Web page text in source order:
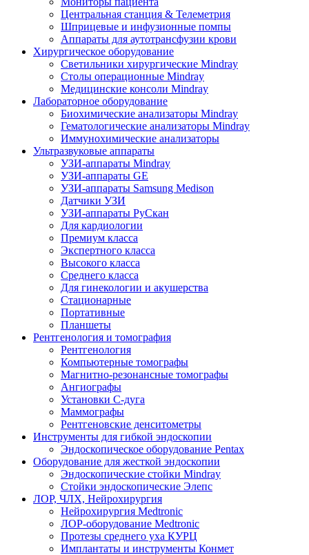
Центральная станция & Телеметрия
Шприцевые и инфузионные помпы
Аппараты для аутотрансфузии крови
Хирургическое оборудование
Светильники хирургические Mindray
Столы операционные Mindray
Медицинские консоли Mindray
Лабораторное оборудование
Биохимические анализаторы Mindray
Гематологические анализаторы Mindray
Иммунохимические анализаторы
Ультразвуковые аппараты
УЗИ-аппараты Mindray
УЗИ-аппараты GE
УЗИ-аппараты Samsung Medison
Датчики УЗИ
УЗИ-аппараты РуСкан
Для кардиологии
Премиум класса
Экспертного класса
Высокого класса
Среднего класса
Для гинекологии и акушерства
Стационарные
Портативные
Планшеты
Рентгенология и томография
Рентгенология
Компьютерные томографы
Магнитно-резонансные томографы
Ангиографы
Установки С-дуга
Маммографы
Рентгеновские денситометры
Инструменты для гибкой эндоскопии
Эндоскопическое оборудование Pentax
Оборудование для жесткой эндоскопии
Эндоскопические стойки Mindray
Стойки эндоскопические Элепс
ЛОР, ЧЛХ, Нейрохирургия
Нейрохирургия Medtronic
ЛОР-оборудование Medtronic
Протезы среднего уха КУРЦ
Имплантаты и инструменты Конмет